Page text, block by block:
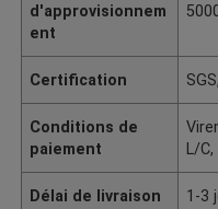
d'approvisionnem
ent
Certification
Conditions de
paiement
L/
Délai de livraison 1-3